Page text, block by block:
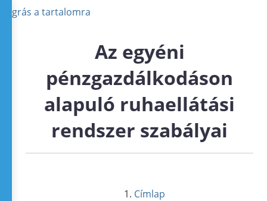
Ugrás a tartalomra
Az egyéni
pénzgazdálkodáson
alapuló ruhaellátási
rendszer szabályai
Címlap